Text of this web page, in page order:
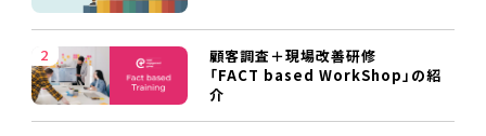
顧客調査＋現場改善研修
「FACT based WorkShop」の紹
介